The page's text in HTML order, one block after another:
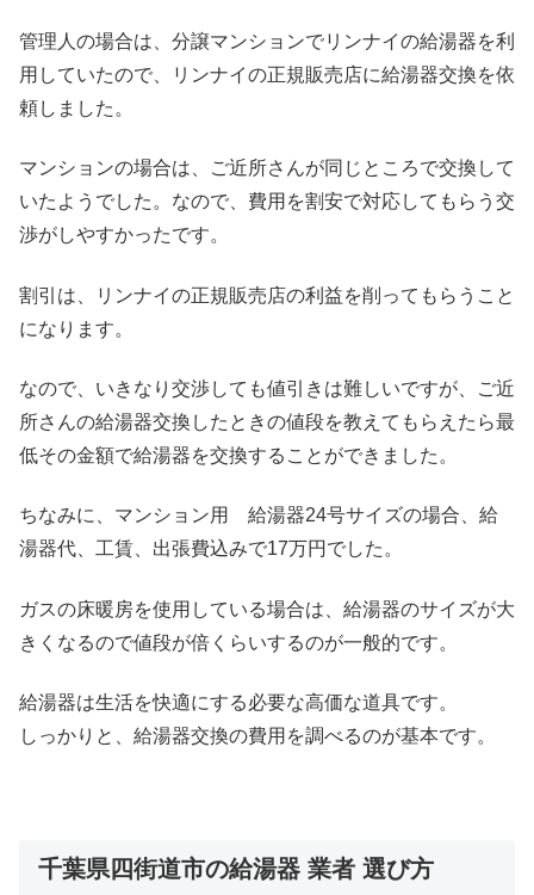
管理人の場合は、分譲マンションでリンナイの給湯器を利
用していたので、リンナイの正規販売店に給湯器交換を依
頼しました。
マンションの場合は、ご近所さんが同じところで交換して
いたようでした。なので、費用を割安で対応してもらう交
渉がしやすかったです。
割引は、リンナイの正規販売店の利益を削ってもらうこと
になります。
なので、いきなり交渉しても値引きは難しいですが、ご近
所さんの給湯器交換したときの値段を教えてもらえたら最
低その金額で給湯器を交換することができました。
ちなみに、マンション用 給湯器24号サイズの場合、給
湯器代、工賃、出張費込みで17万円でした。
ガスの床暖房を使用している場合は、給湯器のサイズが大
きくなるので値段が倍くらいするのが一般的です。
給湯器は生活を快適にする必要な高価な道具です。
しっかりと、給湯器交換の費用を調べるのが基本です。
千葉県四街道市の給湯器 業者 選び方